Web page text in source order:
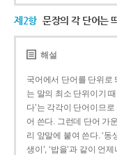
제2항 문장의 각 단어는
해설
국어에서 단어를 단위로
는 말의 최소 단위이기 때
다’는 각각이 단어이므
어 쓴다. 그런데 단어 가
리 앞말에 붙여 쓴다. ‘동
생이’, ‘밥을’과 같이 언